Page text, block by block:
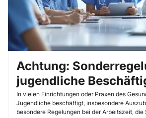
Achtung:
jugendliche
In vielen Einrichtungen oder Praxen des
Jugendliche beschäftigt, insbesondere
besondere Regelungen bei der Arbeitszeit,